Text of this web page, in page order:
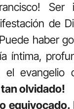
Ser
de
haber
íntima,
el evangelio
olvidado!
equivocado.